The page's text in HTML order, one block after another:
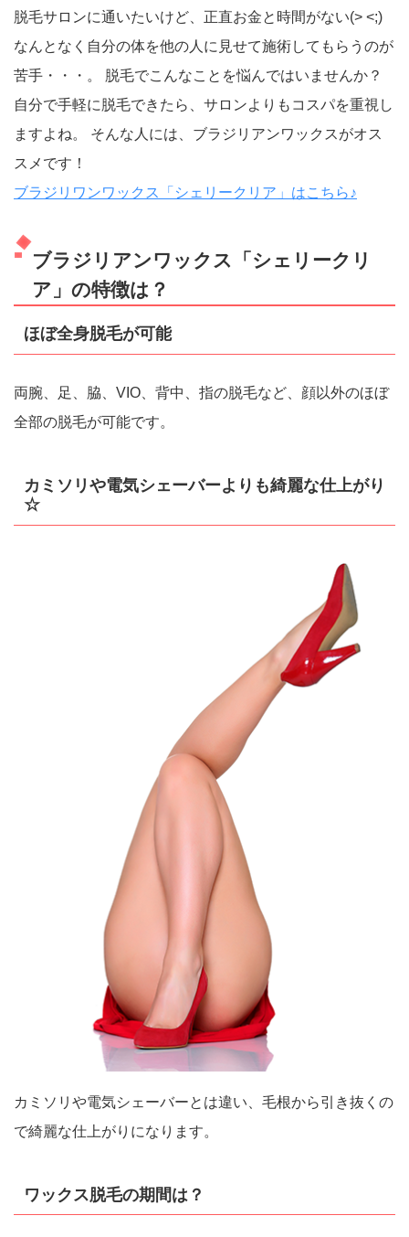
脱毛サロンに通いたいけど、正直お金と時間がない(> <;)
なんとなく自分の体を他の人に見せて施術してもらうのが
苦手・・・。 脱毛でこんなことを悩んではいませんか？
自分で手軽に脱毛できたら、サロンよりもコスパを重視し
ますよね。 そんな人には、ブラジリアンワックスがオス
スメです！
ブラジリワンワックス「シェリークリア」はこちら♪
ブラジリアンワックス「シェリークリ
ア」の特徴は？
ほぼ全身脱毛が可能
両腕、足、脇、VIO、背中、指の脱毛など、顔以外のほぼ
全部の脱毛が可能です。
カミソリや電気シェーバーよりも綺麗な仕上がり
☆
カミソリや電気シェーバーとは違い、毛根から引き抜くの
で綺麗な仕上がりになります。
ワックス脱毛の期間は？